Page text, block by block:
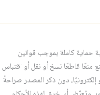
حماية كاملة بموجب قوانين
منعًا قاطعًا نسخ أو نقل أو اقتباس
إلكترونيًا، دون ذكر المصدر صراحةً